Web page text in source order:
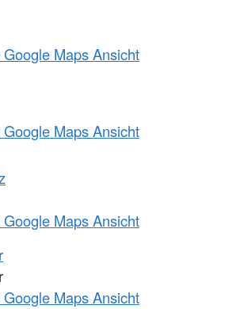
Maps Ansicht
Maps Ansicht
Maps Ansicht
Maps Ansicht